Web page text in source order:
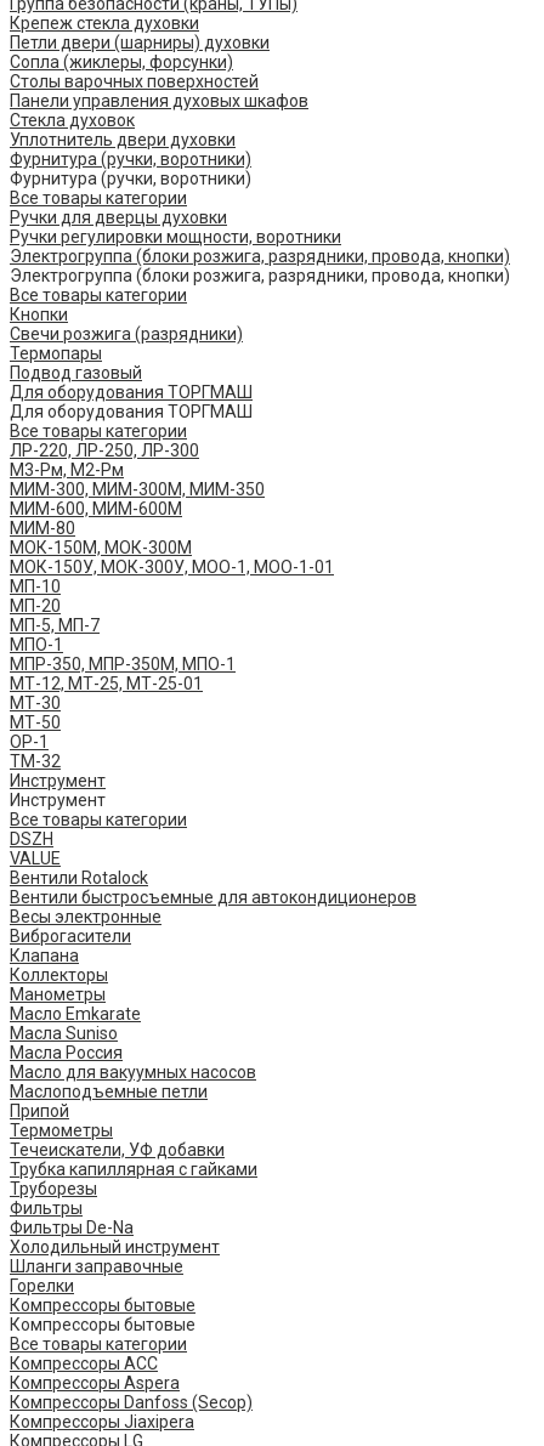
Крепеж стекла духовки
Петли двери (шарниры) духовки
Сопла (жиклеры, форсунки)
Столы варочных поверхностей
Панели управления духовых шкафов
Стекла духовок
Уплотнитель двери духовки
Фурнитура (ручки, воротники)
Фурнитура (ручки, воротники)
Все товары категории
Ручки для дверцы духовки
Ручки регулировки мощности, воротники
Электрогруппа (блоки розжига, разрядники, провода, кнопки)
Электрогруппа (блоки розжига, разрядники, провода, кнопки)
Все товары категории
Кнопки
Свечи розжига (разрядники)
Термопары
Подвод газовый
Для оборудования ТОРГМАШ
Для оборудования ТОРГМАШ
Все товары категории
ЛР-220, ЛР-250, ЛР-300
М3-Рм, М2-Рм
МИМ-300, МИМ-300М, МИМ-350
МИМ-600, МИМ-600М
МИМ-80
МОК-150М, МОК-300М
МОК-150У, МОК-300У, МОО-1, МОО-1-01
МП-10
МП-20
МП-5, МП-7
МПО-1
МПР-350, МПР-350М, МПО-1
МТ-12, МТ-25, МТ-25-01
МТ-30
МТ-50
ОР-1
ТМ-32
Инструмент
Инструмент
Все товары категории
DSZH
VALUE
Вентили Rotalock
Вентили быстросъемные для автокондиционеров
Весы электронные
Виброгасители
Клапана
Коллекторы
Манометры
Масло Emkarate
Масла Suniso
Масла Россия
Масло для вакуумных насосов
Маслоподъемные петли
Припой
Термометры
Течеискатели, УФ добавки
Трубка капиллярная с гайками
Труборезы
Фильтры
Фильтры De-Na
Холодильный инструмент
Шланги заправочные
Горелки
Компрессоры бытовые
Компрессоры бытовые
Все товары категории
Компрессоры ACC
Компрессоры Aspera
Компрессоры Danfoss (Secop)
Компрессоры Jiaxipera
Компрессоры LG